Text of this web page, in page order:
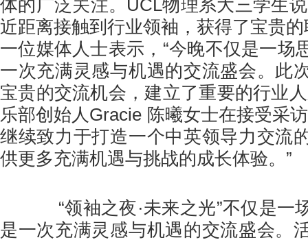
体的广泛关注。UCL物理系大三学生
近距离接触到行业领袖，获得了宝贵的
一位媒体人士表示，“今晚不仅是一场
一次充满灵感与机遇的交流盛会。此
宝贵的交流机会，建立了重要的行业
乐部创始人Gracie 陈曦女士在接受采
继续致力于打造一个中英领导力交流
供更多充满机遇与挑战的成长体验。”
“领袖之夜·未来之光”不仅是一
是一次充满灵感与机遇的交流盛会。